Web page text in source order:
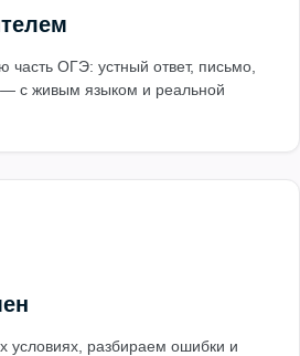
ОГЭ: устный ответ, письмо,
с живым языком и реальной
условиях, разбираем ошибки и